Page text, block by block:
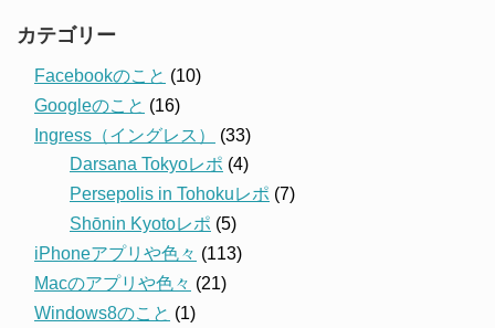
カテゴリー
Facebookのこと (10)
Googleのこと (16)
Ingress（イングレス）
(33)
Darsana Tokyoレポ (4)
Persepolis in Tohokuレポ (7)
Shōnin Kyotoレポ (5)
iPhoneアプリや色々 (113)
Macのアプリや色々 (21)
Windows8のこと (1)